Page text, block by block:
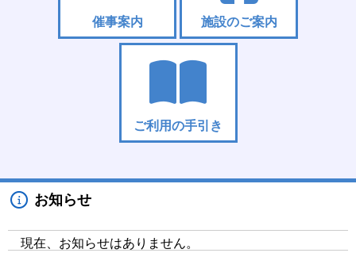
催事案内 施設のご案内
ご利用の手引き
お知らせ
現在、お知らせはありません。